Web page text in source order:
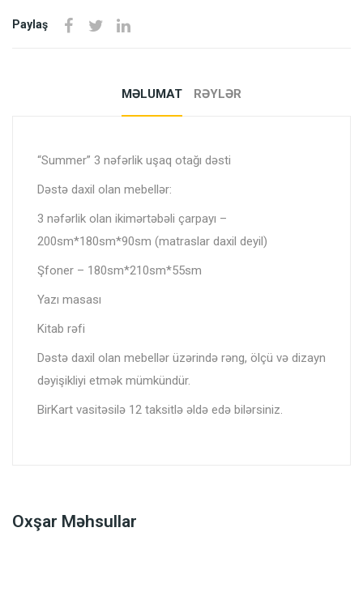
Paylaş
MƏLUMAT RƏYLƏR
“Summer” 3 nəfərlik uşaq otağı dəsti
Dəstə daxil olan mebellər:
3 nəfərlik olan ikimərtəbəli çarpayı –
200sm*180sm*90sm (matraslar daxil deyil)
Şfoner – 180sm*210sm*55sm
Yazı masası
Kitab rəfi
Dəstə daxil olan mebellər üzərində rəng, ölçü və dizayn
dəyişikliyi etmək mümkündür.
BirKart vasitəsilə 12 taksitlə əldə edə bilərsiniz.
Oxşar Məhsullar